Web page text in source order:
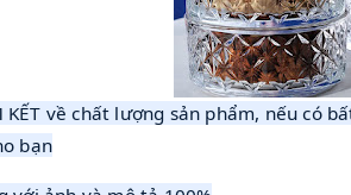
KẾT về chất lượng sản phẩm, nếu có
bạn